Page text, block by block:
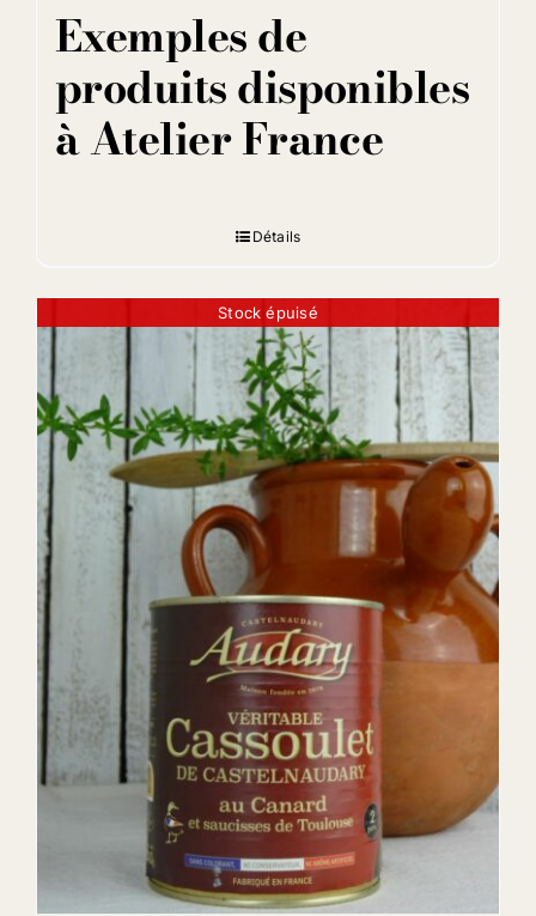
Exemples de
produits disponibles
à Atelier France
Détails
Stock épuisé